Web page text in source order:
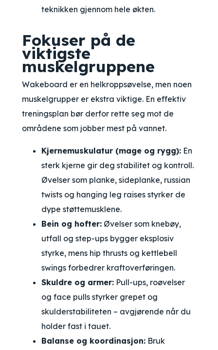
teknikken gjennom hele økten.
Fokuser på de
viktigste
muskelgruppene
Wakeboard er en helkroppsøvelse, men noen
muskelgrupper er ekstra viktige. En effektiv
treningsplan bør derfor rette seg mot de
områdene som jobber mest på vannet.
Kjernemuskulatur (mage og rygg): En
sterk kjerne gir deg stabilitet og kontroll.
Øvelser som planke, sideplanke, russian
twists og hanging leg raises styrker de
dype støttemusklene.
Bein og hofter: Øvelser som knebøy,
utfall og step-ups bygger eksplosiv
styrke, mens hip thrusts og kettlebell
swings forbedrer kraftoverføringen.
Skuldre og armer: Pull-ups, roøvelser
og face pulls styrker grepet og
skulderstabiliteten – avgjørende når du
holder fast i tauet.
Balanse og koordinasjon: Bruk